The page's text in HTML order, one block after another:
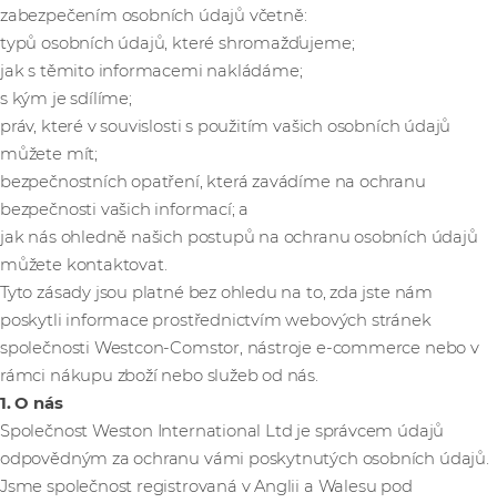
zabezpečením osobních údajů včetně:
typů osobních údajů, které shromažďujeme;
jak s těmito informacemi nakládáme;
s kým je sdílíme;
práv, které v souvislosti s použitím vašich osobních údajů
můžete mít;
bezpečnostních opatření, která zavádíme na ochranu
bezpečnosti vašich informací; a
jak nás ohledně našich postupů na ochranu osobních údajů
můžete kontaktovat.
Tyto zásady jsou platné bez ohledu na to, zda jste nám
poskytli informace prostřednictvím webových stránek
společnosti Westcon-Comstor, nástroje e-commerce nebo v
rámci nákupu zboží nebo služeb od nás.
1. O nás
Společnost Weston International Ltd je správcem údajů
odpovědným za ochranu vámi poskytnutých osobních údajů.
Jsme společnost registrovaná v Anglii a Walesu pod